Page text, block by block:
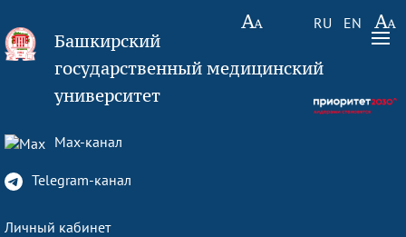
RU EN
Башкирский
государственный медицинский
университет
Max-канал
Telegram-канал
Личный кабинет